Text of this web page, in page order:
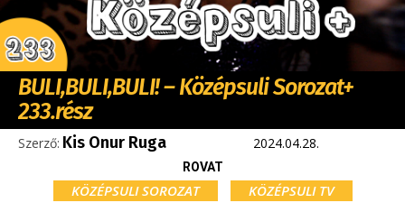
BULI,BULI,BULI! – Középsuli Sorozat+
233.rész
Szerző: Kis Onur Ruga 2024.04.28.
ROVAT
KÖZÉPSULI SOROZAT KÖZÉPSULI TV